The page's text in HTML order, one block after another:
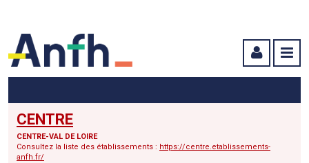
CENTRE
CENTRE-VAL DE LOIRE
Consultez la liste des établissements : https://centre.etablissements-
anfh.fr/